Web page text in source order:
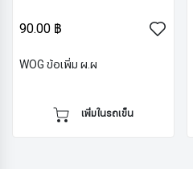
90.00 ฿
WOG ข้อเพิ่ม ผ.ผ
เพิ่มในรถเข็น